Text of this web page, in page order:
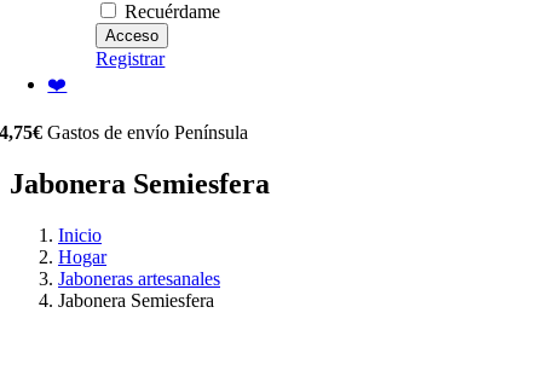
Recuérdame
Registrar
❤️
4,75€Gastos de envío Península
Jabonera Semiesfera
Inicio
Hogar
Jaboneras artesanales
Jabonera Semiesfera